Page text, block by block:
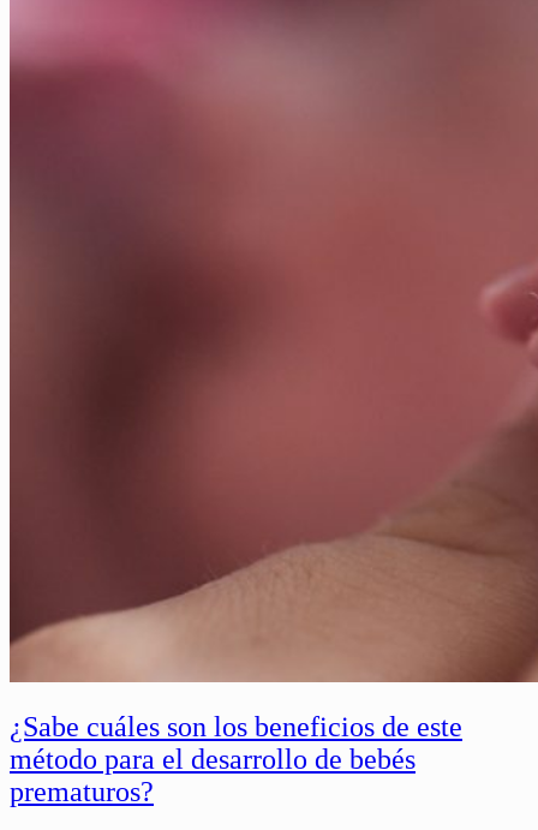
¿Sabe cuáles son los beneficios de este
método para el desarrollo de bebés
prematuros?